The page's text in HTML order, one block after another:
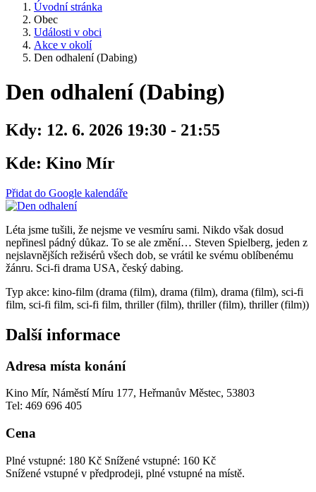
Úvodní stránka
Obec
Události v obci
Akce v okolí
Den odhalení (Dabing)
Den odhalení (Dabing)
Kdy: 12. 6. 2026 19:30 - 21:55
Kde: Kino Mír
Přidat do Google kalendáře
Léta jsme tušili, že nejsme ve vesmíru sami. Nikdo však dosud
nepřinesl pádný důkaz. To se ale změní… Steven Spielberg, jeden z
nejslavnějších režisérů všech dob, se vrátil ke svému oblíbenému
žánru. Sci-fi drama USA, český dabing.
Typ akce: kino-film (drama (film), drama (film), drama (film), sci-fi
film, sci-fi film, sci-fi film, thriller (film), thriller (film), thriller (film))
Další informace
Adresa místa konání
Kino Mír, Náměstí Míru 177, Heřmanův Městec, 53803
Tel: 469 696 405
Cena
Plné vstupné: 180 Kč Snížené vstupné: 160 Kč
Snížené vstupné v předprodeji, plné vstupné na místě.